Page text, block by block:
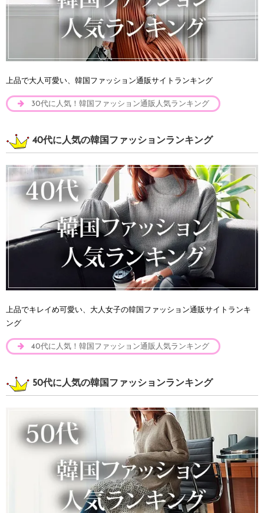
上品で大人可愛い、韓国ファッション通販サイトランキング
30代に人気！韓国ファッション通販人気ランキング
40代に人気の韓国ファッションランキング
上品でキレイめ可愛い、大人女子の韓国ファッション通販サイトランキ
ング
40代に人気！韓国ファッション通販人気ランキング
50代に人気の韓国ファッションランキング